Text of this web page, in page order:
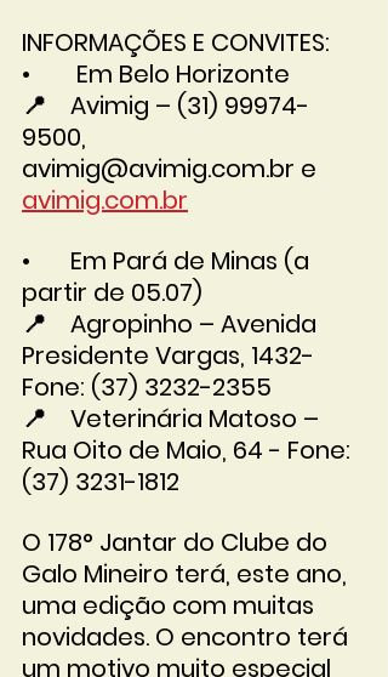
INFORMAÇÕES E CONVITES:
•	 Em Belo Horizonte
📍	Avimig – (31) 99974-
9500,
avimig@avimig.com.br e
avimig.com.br
•	Em Pará de Minas (a
partir de 05.07)
📍	Agropinho – Avenida
Presidente Vargas, 1432-
Fone: (37) 3232-2355
📍	Veterinária Matoso –
Rua Oito de Maio, 64 - Fone:
(37) 3231-1812
O 178° Jantar do Clube do
Galo Mineiro terá, este ano,
uma edição com muitas
novidades. O encontro terá
um motivo muito especial